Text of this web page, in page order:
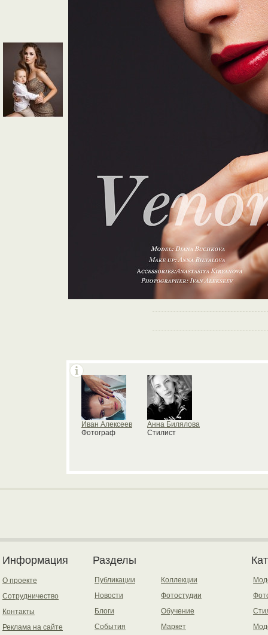
Иван Алексеев
Фотограф
Анна Билялова
Стилист
Информация
О проекте
Сотрудничество
Контакты
Реклама на сайте
Разделы
Публикации
Новости
Блоги
События
Коллекции
Фотостудии
Обучение
Маркет